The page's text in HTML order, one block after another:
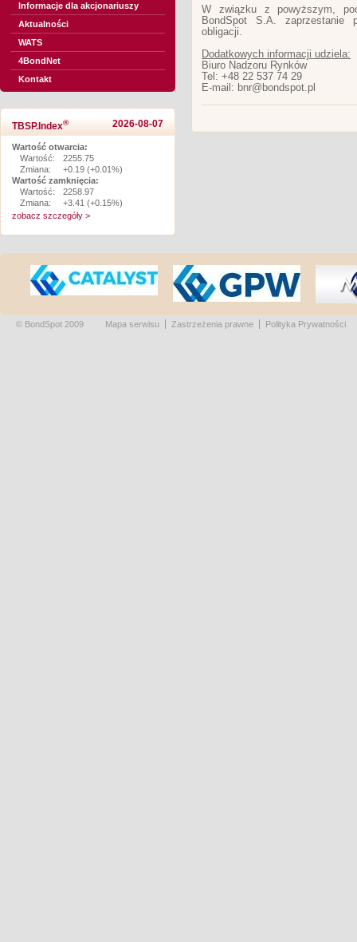
Informacje dla akcjonariuszy
Aktualności
WATS
4BondNet
Kontakt
TBSP.Index® 2026-08-07
Wartość otwarcia:
Wartość:
2255.75
Zmiana:
+0.19 (+0.01%)
Wartość zamknięcia:
Wartość:
2258.97
Zmiana:
+3.41 (+0.15%)
zobacz szczegóły >
W związku z powyższym,
BondSpot S.A. zaprzestanie
obligacji.
Dodatkowych informacji udziela:
Biuro Nadzoru Rynków
Tel: +48 22 537 74 29
E-mail: bnr@bondspot.pl
© BondSpot 2009 Mapa serwisu Zastrzeżenia prawne Polityka Prywatności